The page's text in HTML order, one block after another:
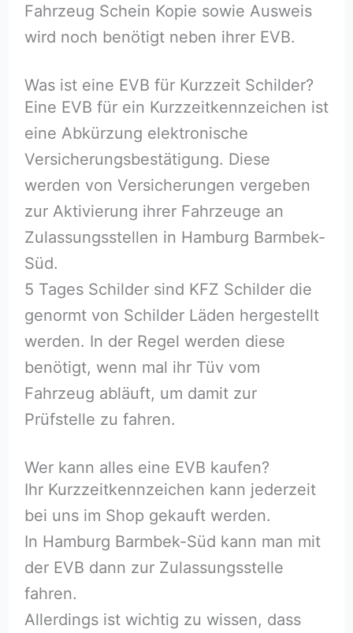
Fahrzeug Schein Kopie sowie Ausweis
wird noch benötigt neben ihrer EVB.
Was ist eine EVB für Kurzzeit Schilder?
Eine EVB für ein Kurzzeitkennzeichen ist
eine Abkürzung elektronische
Versicherungsbestätigung. Diese
werden von Versicherungen vergeben
zur Aktivierung ihrer Fahrzeuge an
Zulassungsstellen in Hamburg Barmbek-
Süd.
5 Tages Schilder sind KFZ Schilder die
genormt von Schilder Läden hergestellt
werden. In der Regel werden diese
benötigt, wenn mal ihr Tüv vom
Fahrzeug abläuft, um damit zur
Prüfstelle zu fahren.
Wer kann alles eine EVB kaufen?
Ihr Kurzzeitkennzeichen kann jederzeit
bei uns im Shop gekauft werden.
In Hamburg Barmbek-Süd kann man mit
der EVB dann zur Zulassungsstelle
fahren.
Allerdings ist wichtig zu wissen, dass